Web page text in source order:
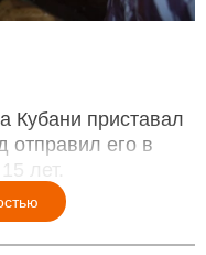
Кубани приставал
отправил его в
лет.